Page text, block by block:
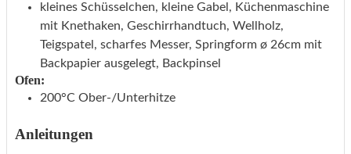
kleines Schüsselchen, kleine Gabel, Küchenmaschine
mit Knethaken, Geschirrhandtuch, Wellholz,
Teigspatel, scharfes Messer, Springform ø 26cm mit
Backpapier ausgelegt, Backpinsel
Ofen:
200°C Ober-/Unterhitze
Anleitungen